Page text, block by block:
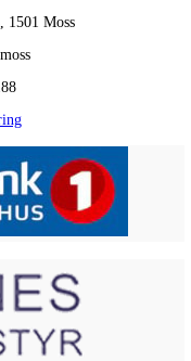
1501 Moss